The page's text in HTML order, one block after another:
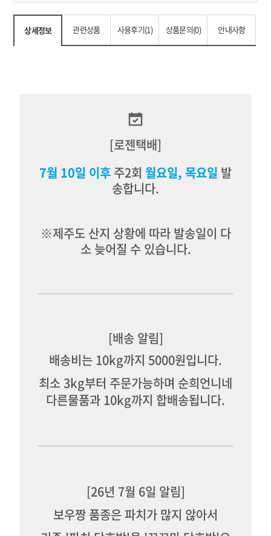
상세정보 관련상품 사용후기(1) 상품문의(0) 안내사항
[로젠택배]
7월 10일 이후 주2회 월요일, 목요일 발
송합니다.
※제주도 산지 상황에 따라 발송일이 다
소 늦어질 수 있습니다.
[배송 알림]
배송비는 10kg까지 5000원입니다.
최소 3kg부터 주문가능하며 순희언니네
다른물품과 10kg까지 합배송됩니다.
[26년 7월 6일 알림]
보우짱 품종은 파치가 많지 않아서